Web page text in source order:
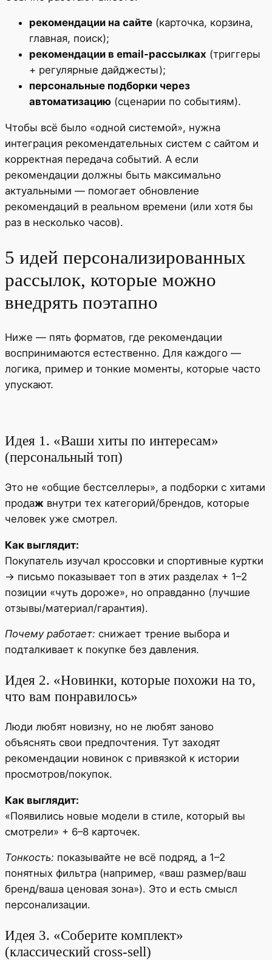
рекомендации на сайте (карточка, корзина,
главная, поиск);
рекомендации в email-рассылках (триггеры
+ регулярные дайджесты);
персональные подборки через
автоматизацию (сценарии по событиям).
Чтобы всё было «одной системой», нужна
интеграция рекомендательных систем с сайтом и
корректная передача событий. А если
рекомендации должны быть максимально
актуальными — помогает обновление
рекомендаций в реальном времени (или хотя бы
раз в несколько часов).
5 идей персонализированных
рассылок, которые можно
внедрять поэтапно
Ниже — пять форматов, где рекомендации
воспринимаются естественно. Для каждого —
логика, пример и тонкие моменты, которые часто
упускают.
Идея 1. «Ваши хиты по интересам»
(персональный топ)
Это не «общие бестселлеры», а подборки с хитами
продаж внутри тех категорий/брендов, которые
человек уже смотрел.
Как выглядит:
Покупатель изучал кроссовки и спортивные куртки
→ письмо показывает топ в этих разделах + 1–2
позиции «чуть дороже», но оправданно (лучшие
отзывы/материал/гарантия).
Почему работает: снижает трение выбора и
подталкивает к покупке без давления.
Идея 2. «Новинки, которые похожи на то,
что вам понравилось»
Люди любят новизну, но не любят заново
объяснять свои предпочтения. Тут заходят
рекомендации новинок с привязкой к истории
просмотров/покупок.
Как выглядит:
«Появились новые модели в стиле, который вы
смотрели» + 6–8 карточек.
Тонкость: показывайте не всё подряд, а 1–2
понятных фильтра (например, «ваш размер/ваш
бренд/ваша ценовая зона»). Это и есть смысл
персонализации.
Идея 3. «Соберите комплект»
(классический cross-sell)